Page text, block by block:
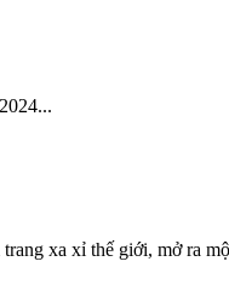
xa xỉ thế giới, mở ra